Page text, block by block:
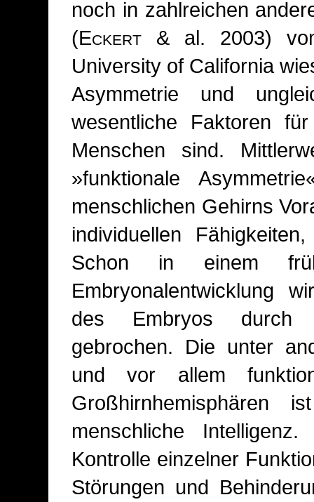
noch in zahlreichen
(Eckert & al. 2003)
University of California
Asymmetrie und
wesentliche Faktoren
Menschen sind.
»funktionale
menschlichen Gehirns
individuellen
Schon in einem
Embryonalentwicklung
des Embryos durch
gebrochen. Die unter
und vor allem
Großhirnhemisphären
menschliche
Kontrolle einzelner
Störungen und